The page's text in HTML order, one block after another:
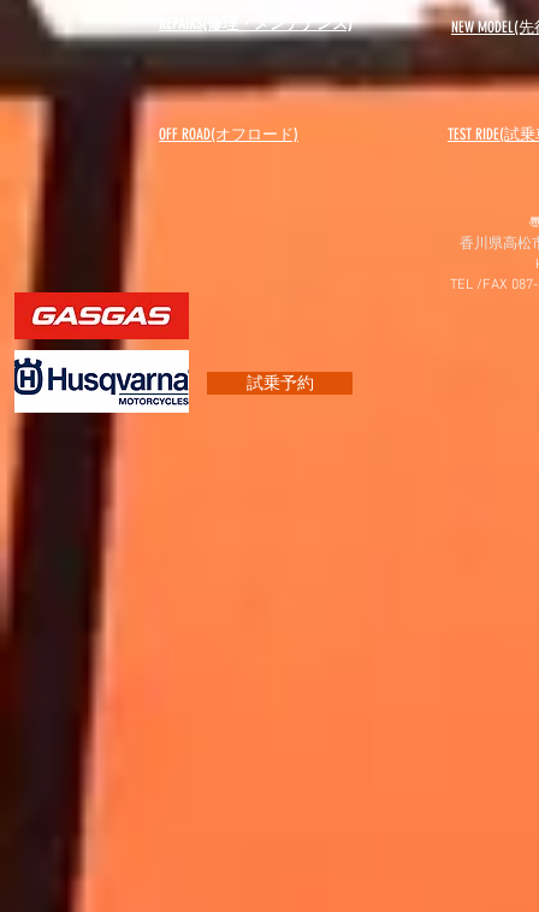
REPAIRS(修理・メンテナンス) NEW MODEL(先
OFF ROAD(オフロード) ​TEST RIDE(試
試乗予約
香川県高松
TEL /FAX